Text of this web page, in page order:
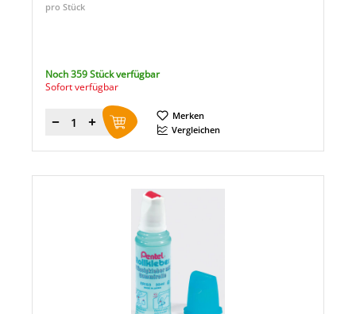
pro Stück
Noch 359 Stück verfügbar
Sofort verfügbar
Menge
Merken
Vergleichen